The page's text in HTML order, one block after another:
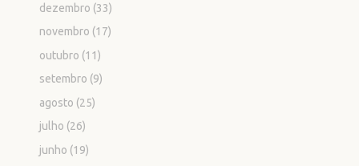
dezembro (33)
novembro (17)
outubro (11)
setembro (9)
agosto (25)
julho (26)
junho (19)